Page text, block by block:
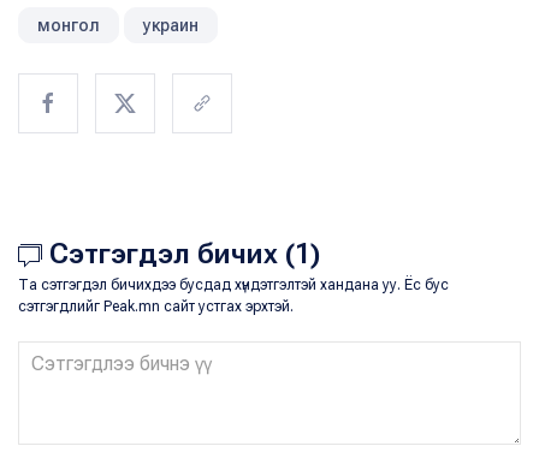
монгол украин
Сэтгэгдэл бичих (1)
Та сэтгэгдэл бичихдээ бусдад хүндэтгэлтэй хандана уу. Ёс бус
сэтгэгдлийг Peak.mn сайт устгах эрхтэй.